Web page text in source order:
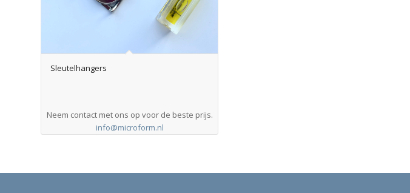
Sleutelhangers
Neem contact met ons op voor de beste prijs.
info@microform.nl